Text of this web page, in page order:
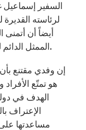
السفير إسماعيل
لرئاسته القديرة
أيضاً أن أتمنى
الممثل الدائم لليابان، الذي يتولى رئاسة هذه اللجنة.
إن وفدي مقتنع
هو تمتّع الأفراد
الهدف في
الإعتراف
مساعدتها